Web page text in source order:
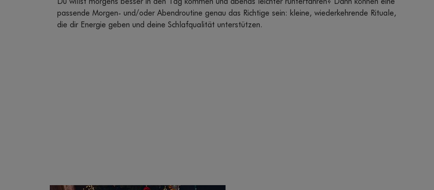
Du willst morgens besser in den Tag kommen und abends leichter runterfahren? Dann können eine
passende Morgen- und/oder Abendroutine genau das Richtige sein: kleine, wiederkehrende Rituale,
die dir Energie geben und deine Schlafqualität unterstützen.